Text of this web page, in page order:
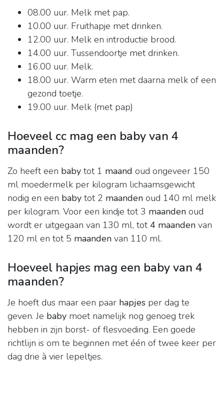
08.00 uur. Melk met pap.
10.00 uur. Fruithapje met drinken.
12.00 uur. Melk en introductie brood.
14.00 uur. Tussendoortje met drinken.
16.00 uur. Melk.
18.00 uur. Warm eten met daarna melk of een
gezond toetje.
19.00 uur. Melk (met pap)
Hoeveel cc mag een baby van 4
maanden?
Zo heeft een baby tot 1 maand oud ongeveer 150
ml moedermelk per kilogram lichaamsgewicht
nodig en een baby tot 2 maanden oud 140 ml melk
per kilogram. Voor een kindje tot 3 maanden oud
wordt er uitgegaan van 130 ml, tot4 maanden van
120 ml en tot 5 maanden van 110 ml.
Hoeveel hapjes mag een baby van 4
maanden?
Je hoeft dus maar een paar hapjes per dag te
geven. Je baby moet namelijk nog genoeg trek
hebben in zijn borst- of flesvoeding. Een goede
richtlijn is om te beginnen met één of twee keer per
dag drie à vier lepeltjes.